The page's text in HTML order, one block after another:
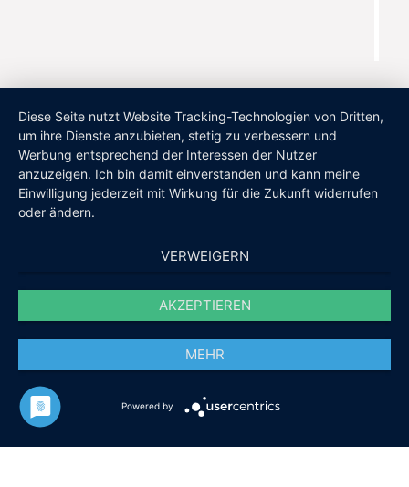
Diese Seite nutzt Website Tracking-Technologien von Dritten,
um ihre Dienste anzubieten, stetig zu verbessern und
Werbung entsprechend der Interessen der Nutzer
anzuzeigen. Ich bin damit einverstanden und kann meine
Einwilligung jederzeit mit Wirkung für die Zukunft widerrufen
oder ändern.
VERWEIGERN
AKZEPTIEREN
MEHR
Powered by